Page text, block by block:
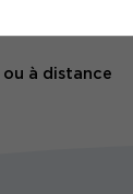
à distance